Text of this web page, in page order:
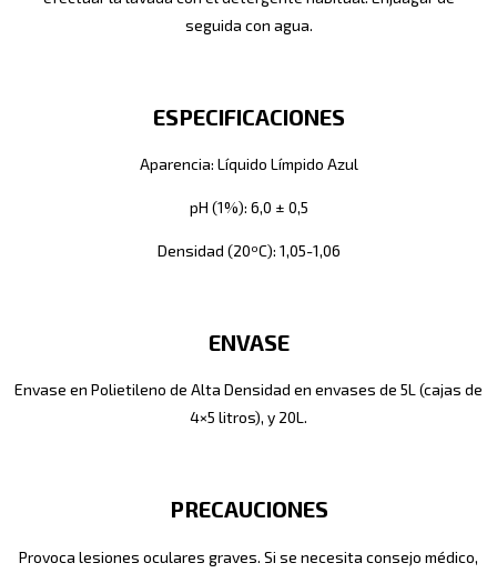
seguida con agua.
ESPECIFICACIONES
Aparencia: Líquido Límpido Azul
pH (1%): 6,0 ± 0,5
Densidad (20ºC): 1,05-1,06
ENVASE
Envase en Polietileno de Alta Densidad en envases de 5L (cajas de
4×5 litros), y 20L.
PRECAUCIONES
Provoca lesiones oculares graves. Si se necesita consejo médico,